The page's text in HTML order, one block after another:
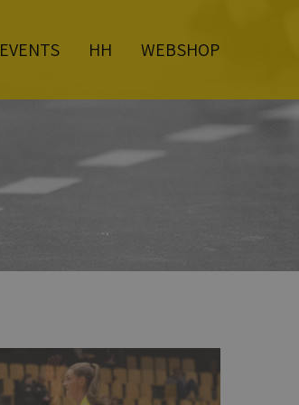
EVENTS HH WEBSHOP